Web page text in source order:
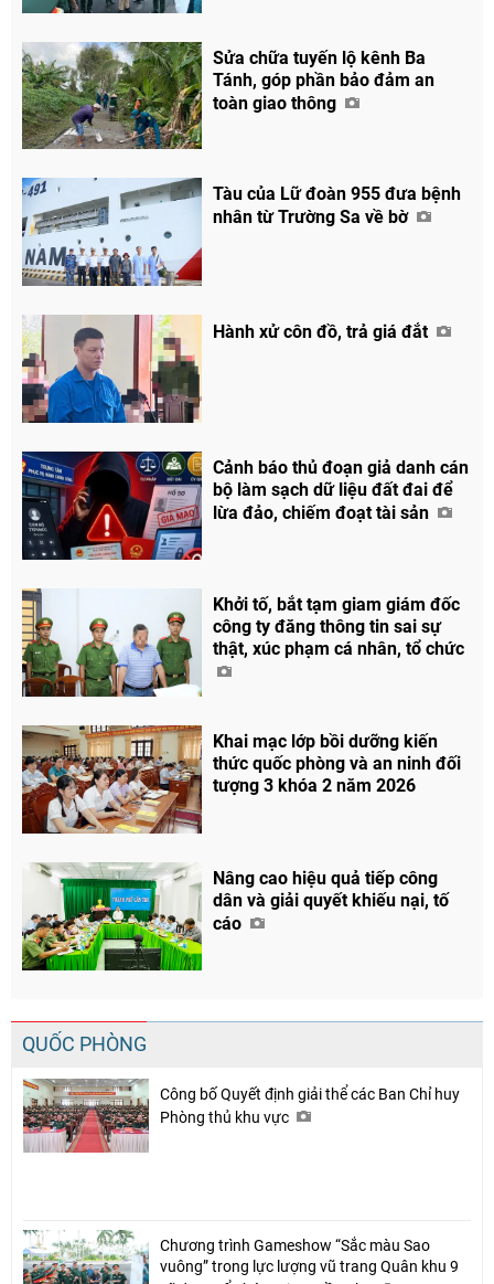
Sửa chữa tuyến lộ kênh Ba
Tánh, góp phần bảo đảm an
toàn giao thông
Tàu của Lữ đoàn 955 đưa bệnh
nhân từ Trường Sa về bờ
Hành xử côn đồ, trả giá đắt
Cảnh báo thủ đoạn giả danh cán
bộ làm sạch dữ liệu đất đai để
lừa đảo, chiếm đoạt tài sản
Khởi tố, bắt tạm giam giám đốc
công ty đăng thông tin sai sự
thật, xúc phạm cá nhân, tổ chức
Khai mạc lớp bồi dưỡng kiến
thức quốc phòng và an ninh đối
tượng 3 khóa 2 năm 2026
Nâng cao hiệu quả tiếp công
dân và giải quyết khiếu nại, tố
cáo
QUỐC PHÒNG
Công bố Quyết định giải thể các Ban Chỉ huy
Phòng thủ khu vực
Chương trình Gameshow “Sắc màu Sao
vuông” trong lực lượng vũ trang Quân khu 9